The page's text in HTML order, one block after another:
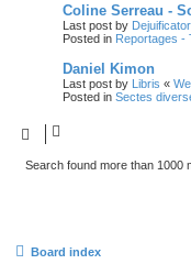
Coline Serreau -
Last post by
Posted in Reportages -
Daniel Kimon
Last post by Libris «
Posted in Sectes
Search found more than 1000
Board index